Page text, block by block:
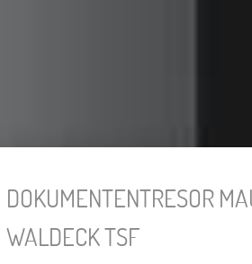
DOKUMENTENTRESOR
WALDECK TSF